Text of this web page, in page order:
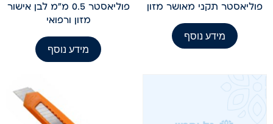
פוליאסטר תקני מאושר מזון
מידע נוסף
פוליאסטר 0.5 מ"מ לבן אישור
מזון ורפואי
מידע נוסף